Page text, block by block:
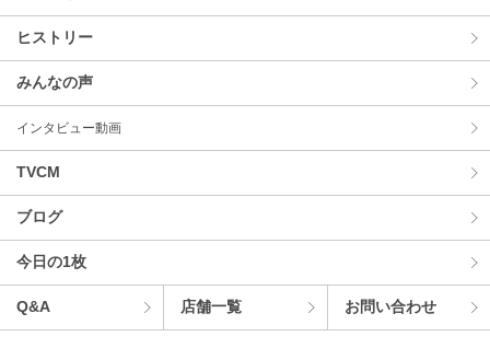
ヒストリー
みんなの声
インタビュー動画
TVCM
ブログ
今⽇の1枚
Q&A 店舗⼀覧 お問い合わせ